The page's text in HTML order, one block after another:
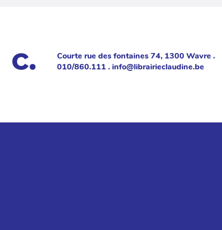
Courte rue des fontaines 74, 1300 Wavre .
010/860.111 . info@librairieclaudine.be